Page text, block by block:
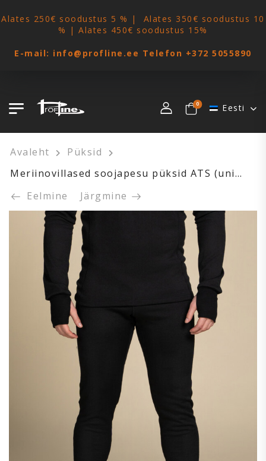
Alates 250€ soodustus 5 % | Alates 350€ soodustus 10
% | Alates 450€ soodustus 15%
E-mail: info@profline.ee Telefon +372 5055890
0 Eesti
Avaleht
Püksid
Meriinovillased soojapesu püksid ATS (unisex)
Eelmine
Järgmine